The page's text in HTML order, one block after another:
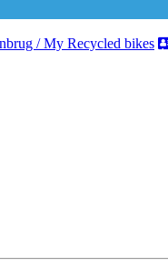
/ My Recycled bikes